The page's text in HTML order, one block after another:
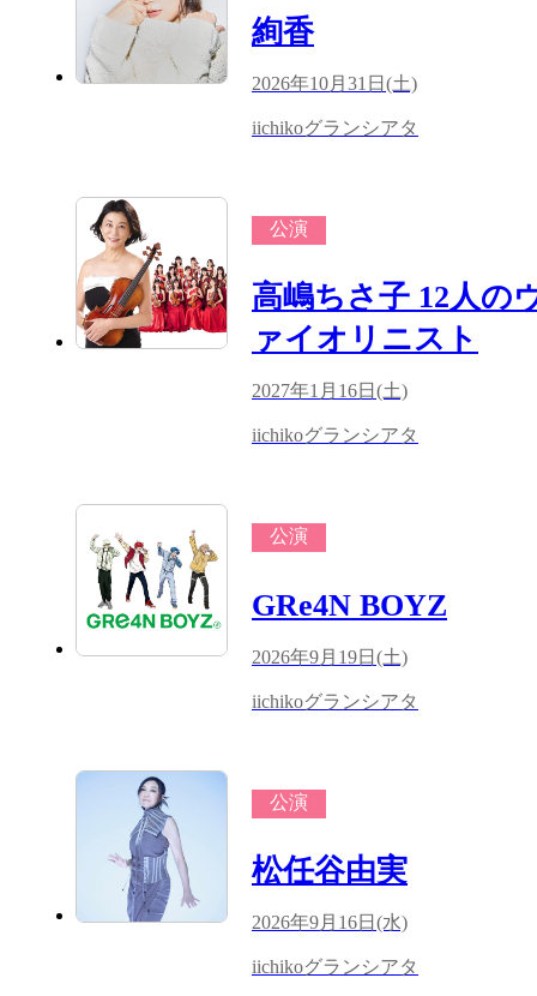
絢香
2026年10月31日(土)
iichikoグランシアタ
公演
高嶋ちさ子 12人の
ァイオリニスト
2027年1月16日(土)
iichikoグランシアタ
公演
GRe4N BOYZ
2026年9月19日(土)
iichikoグランシアタ
公演
松任谷由実
2026年9月16日(水)
iichikoグランシアタ